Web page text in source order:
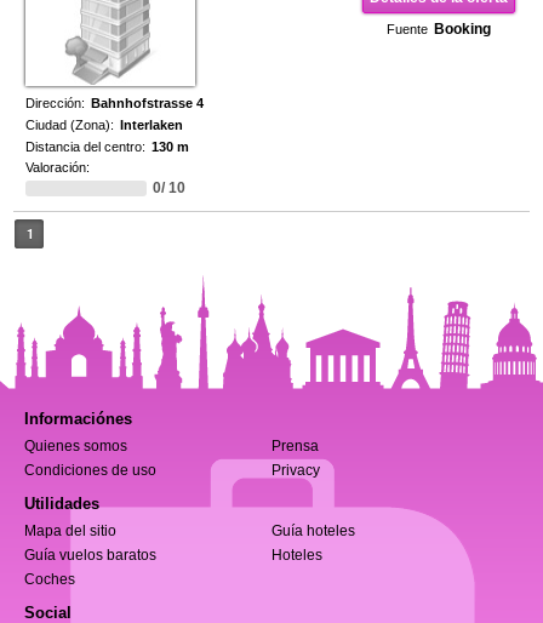
Fuente Booking
Dirección: Bahnhofstrasse 4
Ciudad (Zona): Interlaken
Distancia del centro: 130 m
Valoración:
0/ 10
1
Informaciónes
Quienes somos
Prensa
Condiciones de uso
Privacy
Utilidades
Mapa del sitio
Guía hoteles
Guía vuelos baratos
Hoteles
Coches
Social